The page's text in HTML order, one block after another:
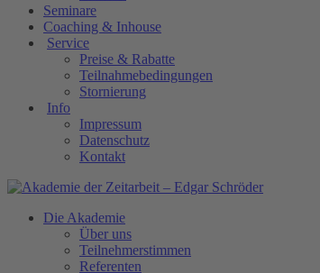
Seminare
Coaching & Inhouse
Service
Preise & Rabatte
Teilnahmebedingungen
Stornierung
Info
Impressum
Datenschutz
Kontakt
Die Akademie
Über uns
Teilnehmerstimmen
Referenten